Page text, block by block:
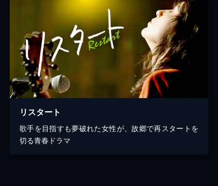
リスタート
歌手を目指すも夢破れた女性が、故郷で再スタートを
切る青春ドラマ